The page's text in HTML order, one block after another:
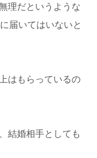
理だというような
届いてはいないと
はもらっているの
結婚相手としても